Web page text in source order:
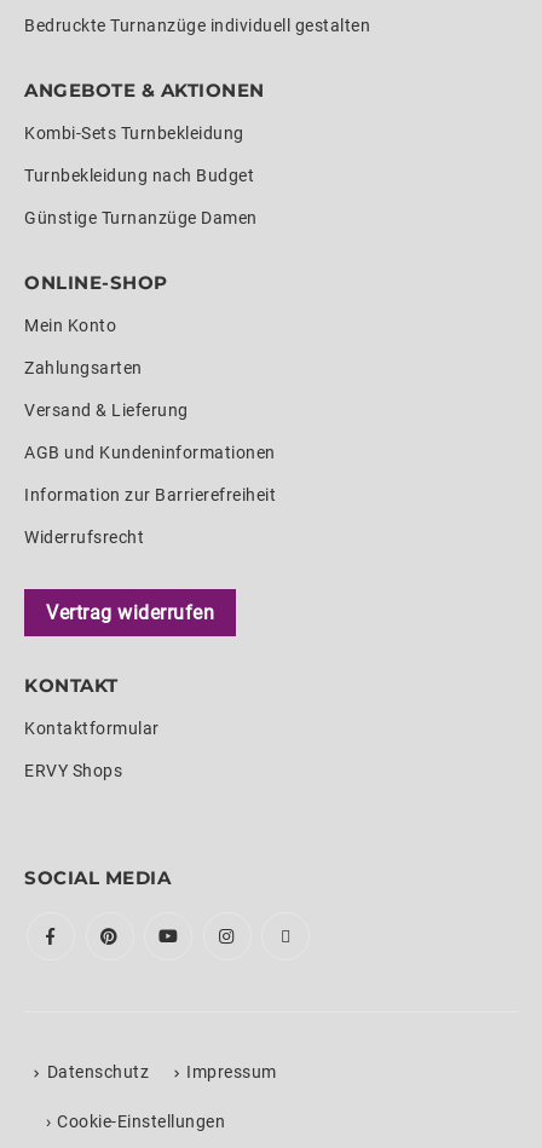
Bedruckte Turnanzüge individuell gestalten
ANGEBOTE & AKTIONEN
Kombi-Sets Turnbekleidung
Turnbekleidung nach Budget
Günstige Turnanzüge Damen
ONLINE-SHOP
Mein Konto
Zahlungsarten
Versand & Lieferung
AGB und Kundeninformationen
Information zur Barrierefreiheit
Widerrufsrecht
Vertrag widerrufen
KONTAKT
Kontaktformular
ERVY Shops
SOCIAL MEDIA
Datenschutz Impressum
› Cookie-Einstellungen